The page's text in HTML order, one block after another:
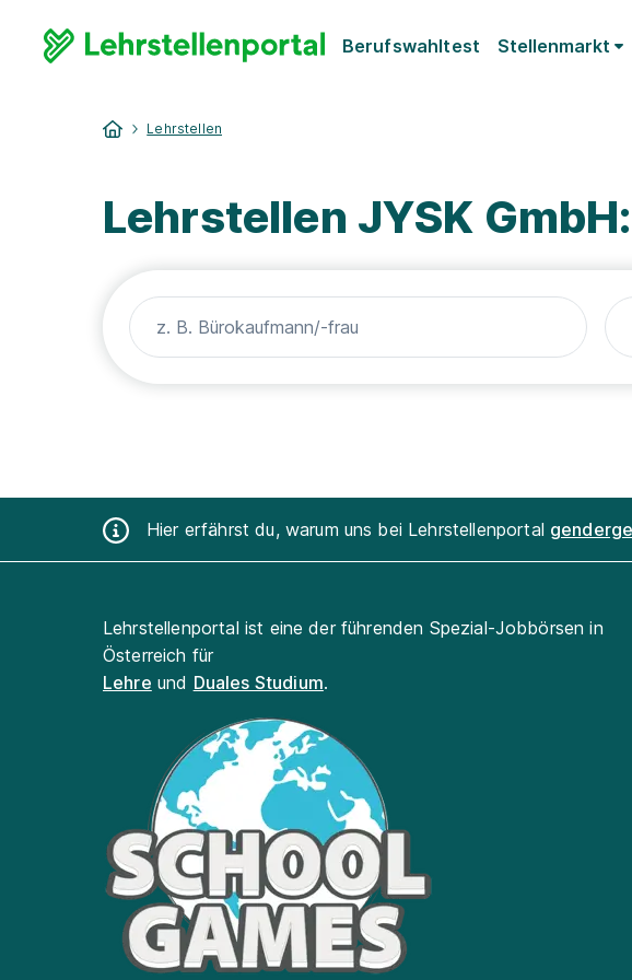
Berufswahltest Stellenmarkt
Lehrstellen
Lehrstellen JYSK
Hier erfährst du, warum uns bei Lehrstellenportal
Lehrstellenportal ist eine der führenden Spezial-Jobbörsen in
Österreich für
Lehre und Duales Studium.